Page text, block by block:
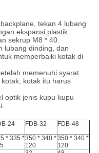
tekan 4 lubang
ekspansi plastik.
sekrup M8 * 40.
lubang dinding, dan
memperbaiki kotak di
memenuhi syarat.
kotak itu harus
optik jenis kupu-kupu
24 FDB-32
FDB-48
* 335 *350 * 340 *
120
350 * 340 *
120